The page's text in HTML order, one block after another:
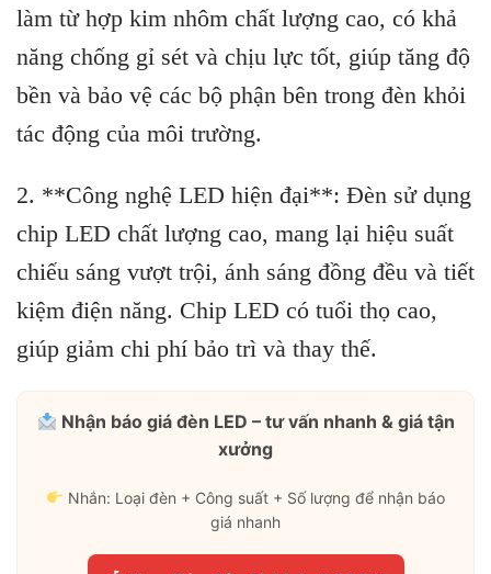
làm từ hợp kim nhôm chất lượng cao, có khả
năng chống gỉ sét và chịu lực tốt, giúp tăng độ
bền và bảo vệ các bộ phận bên trong đèn khỏi
tác động của môi trường.
2. **Công nghệ LED hiện đại**: Đèn sử dụng
chip LED chất lượng cao, mang lại hiệu suất
chiếu sáng vượt trội, ánh sáng đồng đều và tiết
kiệm điện năng. Chip LED có tuổi thọ cao,
giúp giảm chi phí bảo trì và thay thế.
Nhận báo giá đèn LED – tư vấn nhanh & giá tận
xưởng
Nhắn: Loại đèn + Công suất + Số lượng để nhận báo
giá nhanh